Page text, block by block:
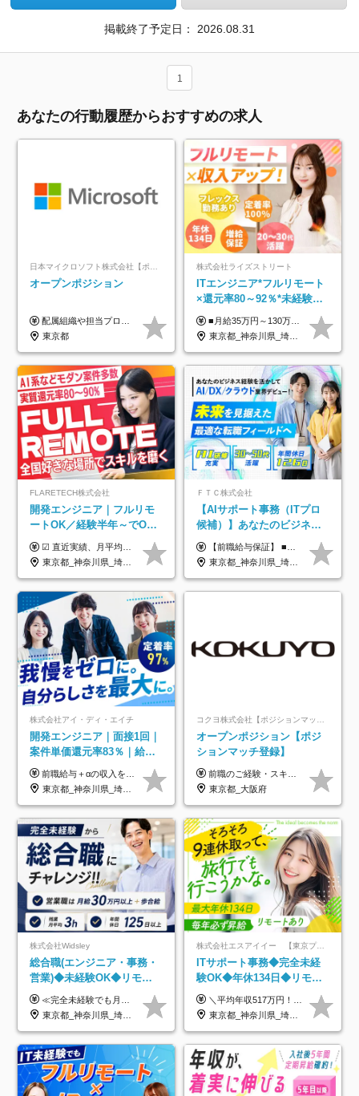
掲載終了予定日： 2026.08.31
1
あなたの行動履歴からおすすめの求人
日本マイクロソフト株式会社【ポジションマッチ登録】
オープンポジション
配属組織や担当プロジェクトにより異なります。 ▼参考情報 ----------------------- 年俸650万～（1/12を月々支給） ※経験、能力を考慮の上、当社規定により優遇いたします。 ※時間外、休日出勤、深夜手当に対する賃金も基本年俸に含みます。
東京都
株式会社ライズストリート
ITエンジニア*フルリモート
×還元率80～92％*未経験歓
迎*年休134日*月給35万～*
定着率100%
■月給35万円～130万円＋賞与年2回＋各種手当 ※システムエンジニアの経験をお持ちの方は月給41万円以上＋賞与年2回（108万円～）＋手当 ■単価（年収）アップのチャンスは最大年12回 ※残業代は1分単位で100％全額支給。サービス残業などは一切ありません ※試用期間6ヵ月（試用期間中の待遇・給与に差はありません）
東京都_神奈川県_埼玉県_千葉県_大阪府_愛知県_北海道_青森県_岩手県_宮城県_秋田県_山形県_福島県_茨城県_栃木県_群馬県_新潟県_山梨県_長野県_富山県_石川県_福井県_静岡県_岐阜県_三重県_兵庫県_京都府_滋賀県_奈良県_和歌山県_広島県_岡山県_鳥取県_島根県_山口県_徳島県_香川県_愛媛県_高知県_福岡県_熊本県_佐賀県_長崎県_大分県_宮崎県_鹿児島県_沖縄県
FLARETECH株式会社
開発エンジニア｜フルリモ
ートOK／経験半年～でOK
／実質還元率80～90%／前
給保証／AI系など最先端案
件多数
☑︎ 直近実績、月平均17,000円の昇給 ☑︎ 前職給与100%保証 ☑︎ 実質還元率80～90% ☑︎ 待機時も給与は満額支給 月給35万円～70万円＋交通費など各種手当 ※想定年収：4,200,000円～10,560,000円 ※経験・能力等を考慮の上で決定します。 ※上記金額には、みなし残業手当（50時間分・104,000円～212,000円）を含みます。超過分は別途追加支給します。 ┗残業時間は月平均10時間、多い時でも20時間程度と安定しております ★単価連動型の給与体系ではないため、万が一待機になってもその間の給与は満額支給しています。 ＜1年間の昇給事例をご紹介！＞ ・20代/フロントエンドエンジニア：月給274,000円→月給362,000円（＋88,000円/月） ・20代/iOSエンジニア：月給237,000円→月給287,000円（＋50,000円/月） ・20代/Androidエンジニア：月給316,000円→月給374,000円（＋58,000円/月） ・30代/Javaエンジニア（上流）：月給340,000円→月給418,000円（＋78,000円/月） ・30代/PMO：月給340,000円→月給418,000円（＋78,000円/月）
東京都_神奈川県_埼玉県_千葉県_大阪府_愛知県_北海道_青森県_岩手県_宮城県_秋田県_山形県_福島県_茨城県_栃木県_群馬県_新潟県_山梨県_長野県_富山県_石川県_福井県_静岡県_岐阜県_三重県_兵庫県_京都府_滋賀県_奈良県_和歌山県_広島県_岡山県_鳥取県_島根県_山口県_徳島県_香川県_愛媛県_高知県_福岡県_熊本県_佐賀県_長崎県_大分県_宮崎県_鹿児島県_沖縄県
ＦＴＣ株式会社
【AIサポート事務（ITプロ
候補）】あなたのビジネス
経験をAI業界で活かす◆IT
未経験OK◆目指せるコンサ
ル
【前職給与保証】 ■未経験者： 月給30万円～35万円 ■ローキャリア（経験目安1年程度）： 月給35万円～40万円 ■経験者（経験目安3年以上）： 月給40万円～60万円 ■即戦力（経験目安5年以上）： 月給45万円～80万円 ※上記金額には固定残業代30時間分 【未経験者5万5000円～7万3000円、 ローキャリア6万4000円～7万3000円、 経験者5万8000円～10万9000円、 即戦力8万2000円～14万5000円】を含みます。 ※30時間を超える場合は追加で全額支給します。 ※経験・能力・前職給与などを総合的に評価したうえでご納得いただけるよう個別決定。 未経験者の場合、前職給与とポテンシャルを査定のうえ決定いたします。 ※日本国内でのIT業界経験、または同等の実務経験と能力に応じて決定します。 ※前職給与は日本円かつ、日本国内での実績に基づき評価します。 【納得の評価システム】 ★クォーター毎に査定する評価制度導入！ 明確な評価基準で翌年度年収を上げましょう！ ★評価対象期間に在籍中のほとんどの社員が昇給し 年収アップを実現しています！ ★様々なインセンティブ制度を用意し多角的に正当評価しています！ ※試用期間6カ月（期間中の待遇等に差異なし）
東京都_神奈川県_埼玉県_千葉県
株式会社アイ・ディ・エイチ
開発エンジニア｜面接1回｜
案件単価還元率83％｜給与
UP保証｜年休140日｜在宅
利用率9割｜独立支援・副業
制度
前職給与＋αの収入を保証 月給42万円～120万円＋各種手当＋賞与 給与基準が明確かつ高還元です。 一人ひとりが安定した環境のもと、長く活躍できる職場を目指しています。 ※平均年収650万円 ・還元率83％ ・各種手当について 職能手当／職務手当／資格手当／営業手当 など ※前職での経験・能力、給与などを考慮の上、当社規定により優遇いたします ※試用期間あり（3ヶ月／期間中の条件に変動はありません） ※上記金額には固定残業代（78,948円～225,564円/月30時間分）を含みます 超過分は別途全額支給いたします ・年収UPを保証 過去には転職時に〈年収200万円UP〉したエンジニアも在籍しています。入社時だけでなく、入社後も安心の給与水準で働ける環境です。キャリアや技術力が正当に評価されていないと感じていたら、一度面接でお話ししましょう！ 当社では管理職の人数は最低限にし、無駄な管理をしません。その費用削減分を社員の給与に還元しています！
東京都_神奈川県_埼玉県_千葉県_大阪府_愛知県_北海道_青森県_岩手県_宮城県_秋田県_山形県_福島県_茨城県_栃木県_群馬県_新潟県_山梨県_長野県_富山県_石川県_福井県_静岡県_岐阜県_三重県_兵庫県_京都府_滋賀県_奈良県_和歌山県_広島県_岡山県_鳥取県_島根県_山口県_徳島県_香川県_愛媛県_高知県_福岡県_熊本県_佐賀県_長崎県_大分県_宮崎県_鹿児島県_沖縄県
オープンポジション【ポジ
ションマッチ登録】
前職のご経験・スキル等を考慮して決定します。
東京都_大阪府
株式会社Widsley
総合職(エンジニア・事務・
営業)◆未経験OK◆リモー
トあり◆残業月3h◆服装髪
型自由
≪完全未経験でも月給40万円以上も可能です！≫ -------------- 【1】ITエンジニア 月給26万円～50万円＋プロジェクト手当＋資格手当 【2】IT事務、営業事務 月給26万円～50万円＋プロジェクト手当＋資格手当 ≪【1】【2】共通≫ ★上記給与には固定残業代20時間分(月3万719円～)を含みます。残業が超過した場合は、追加支給します(残業は月平均3時間とほぼ発生しません。残業がなくても、固定残業代は支給されます) ★試用期間6ヵ月あり（期間中は月給23万1000円～。固定残業代20時間分3万719円～を含む／超過分は別途支給） -------------- 【3】SES営業、SaaS営業 月給30万円以上＋インセンティブ＋各種手当 ★上記給与には固定残業代45時間分(月7万6967円～)を含みます。残業が超過した場合は、追加支給します(残業は月平均3時間とほぼ発生しません。残業がなくても、固定残業代は支給されます) ★試用期間6ヵ月あり(期間中も給与や福利厚生は同じです)
東京都_神奈川県_埼玉県_千葉県_大阪府_愛知県_北海道_青森県_岩手県_宮城県_秋田県_山形県_福島県_茨城県_栃木県_群馬県_新潟県_山梨県_長野県_富山県_石川県_福井県_静岡県_岐阜県_三重県_兵庫県_京都府_滋賀県_奈良県_和歌山県_広島県_岡山県_鳥取県_島根県_山口県_徳島県_香川県_愛媛県_高知県_福岡県_熊本県_佐賀県_長崎県_大分県_宮崎県_鹿児島県_沖縄県
株式会社エスアイイー 【東京プロマーケット上場】
ITサポート事務◆完全未経
験OK◆年休134日◆リモー
トOK◆残業月7h以下◆賞与
年3回◆5年目まで必ず昇給
＼平均年収517万円！入社5年目まで毎年必ず昇給／ ■賞与年3回 ■年収800万円以上も可 ■入社3年以上の平均年収469.2万円 月給23万2000円以上＋賞与年3回＋各種手当 ☆入社5年目まで最大1万5000円の定期昇給を確約 ┃各種手当充実 ・規定の資格を取得すれば、2000円～5万円を毎月支給（2万4000円～60万円／年） ・研修中に取得した取得率95％の資格でも研修後の給料UP ※月給は年齢・経験・能力を考慮して、優遇いたします ※上記月給金額は固定残業代（20時間/3万1300円円以上）を含み、超過分は別途支給いたします ※試用期間（6ヶ月）は月給に変動はありますが、その他待遇に差異はありません ├入社後1ヶ月～3ヶ月間は、月給20万1900円となります └上記金額は固定残業代（10時間／1万6000円）を含み、超過分は別途支給いたします
東京都_神奈川県_埼玉県_千葉県_大阪府_愛知県_北海道_青森県_岩手県_宮城県_秋田県_山形県_福島県_茨城県_栃木県_群馬県_新潟県_山梨県_長野県_富山県_石川県_福井県_静岡県_岐阜県_三重県_兵庫県_京都府_滋賀県_奈良県_和歌山県_広島県_岡山県_鳥取県_島根県_山口県_徳島県_香川県_愛媛県_高知県_福岡県_熊本県_佐賀県_長崎県_大分県_宮崎県_鹿児島県_沖縄県